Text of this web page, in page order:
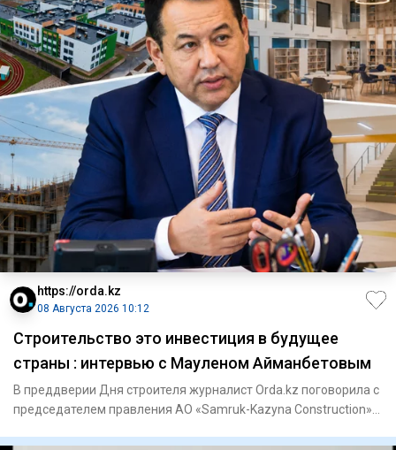
https://orda.kz
08 Августа 2026 10:12
Строительство это инвестиция в будущее
страны : интервью с Мауленом Айманбетовым
В преддверии Дня строителя журналист Orda.kz поговорила с
председателем правления АО «Samruk-Kazyna Construction»